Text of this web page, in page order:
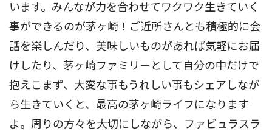
います。みんなが力を合わせてワクワク生きていく
事ができるのが茅ヶ崎！ご近所さんとも積極的に会
話を楽しんだり、美味しいものがあれば気軽にお届
けしたり、茅ヶ崎ファミリーとして自分の中だけで
抱えこまず、大変な事もうれしい事もシェアしなが
ら生きていくと、最高の茅ヶ崎ライフになります
よ。周りの方々を大切にしながら、ファビュラスラ